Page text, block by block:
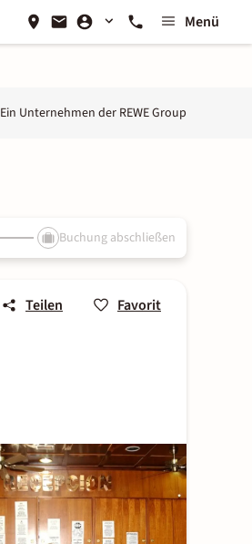
Menü
Ein Unternehmen der REWE Group
Buchung abschließen
Teilen Favorit